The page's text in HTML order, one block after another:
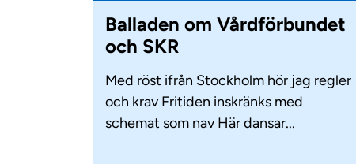
Balladen om Vårdförbundet
och SKR
Med röst ifrån Stockholm hör jag regler
och krav Fritiden inskränks med
schemat som nav Här dansar...